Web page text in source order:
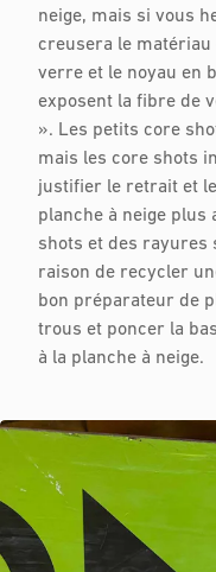
neige, mais si vous
creusera le matériau
verre et le noyau en
exposent la fibre de
». Les petits core
mais les core shots
justifier le retrait et
planche à neige plus
shots et des rayures
raison de recycler
bon préparateur de
trous et poncer la
à la planche à neige.